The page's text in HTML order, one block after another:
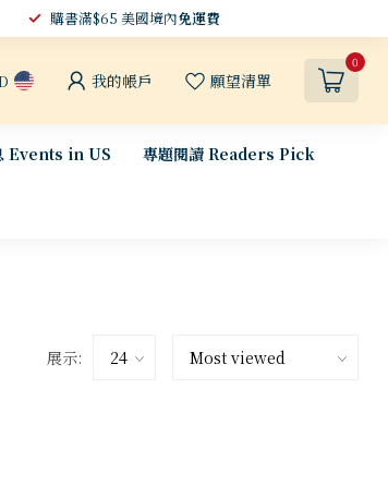
購書滿$65 美國境內免運費
我的帳戶 願望清單
0
Events in US 專題閱讀 Readers Pick
展示: